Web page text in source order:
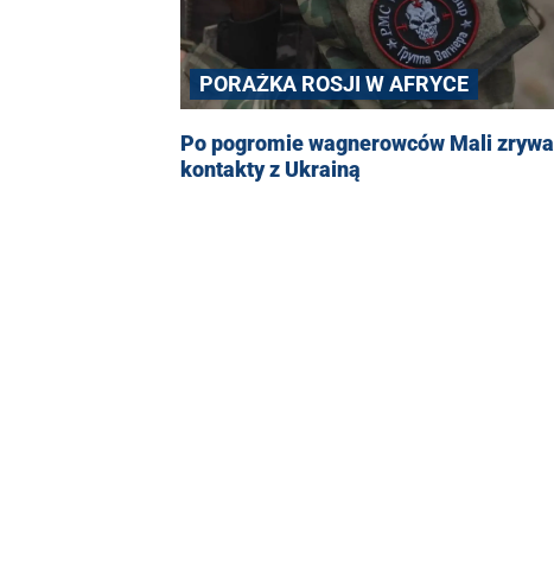
PORAŻKA ROSJI W AFRYCE
Po pogromie wagnerowców Mali zrywa
kontakty z Ukrainą